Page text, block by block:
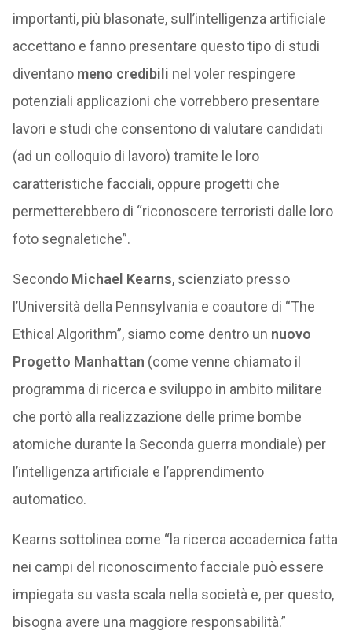
importanti, più blasonate, sull’intelligenza artificiale
accettano e fanno presentare questo tipo di studi
diventano meno credibili nel voler respingere
potenziali applicazioni che vorrebbero presentare
lavori e studi che consentono di valutare candidati
(ad un colloquio di lavoro) tramite le loro
caratteristiche facciali, oppure progetti che
permetterebbero di “riconoscere terroristi dalle loro
foto segnaletiche”.
Secondo Michael Kearns, scienziato presso
l’Università della Pennsylvania e coautore di “The
Ethical Algorithm”, siamo come dentro un nuovo
Progetto Manhattan (come venne chiamato il
programma di ricerca e sviluppo in ambito militare
che portò alla realizzazione delle prime bombe
atomiche durante la Seconda guerra mondiale) per
l’intelligenza artificiale e l’apprendimento
automatico.
Kearns sottolinea come “la ricerca accademica fatta
nei campi del riconoscimento facciale può essere
impiegata su vasta scala nella società e, per questo,
bisogna avere una maggiore responsabilità.”